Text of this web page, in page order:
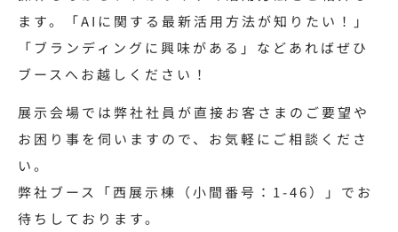
ます。「AIに関する最新活用方法が知りたい！」
「ブランディングに興味がある」などあればぜひ
ブースへお越しください！
展示会場では弊社社員が直接お客さまのご要望や
お困り事を伺いますので、お気軽にご相談くださ
い。
弊社ブース「西展示棟（小間番号：1-46）」でお
待ちしております。